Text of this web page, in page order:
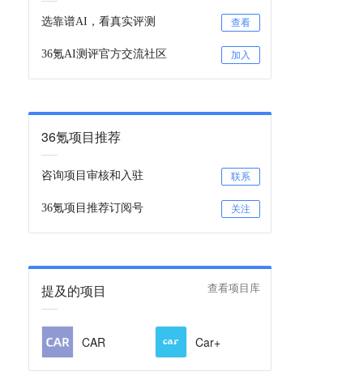
选靠谱AI，看真实评测 查看
36氪AI测评官方交流社区 加入
36氪项目推荐
咨询项目审核和入驻 联系
36氪项目推荐订阅号 关注
提及的项目 查看项目库
CAR Car+